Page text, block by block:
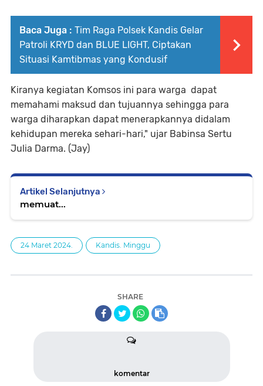
Baca Juga : Tim Raga Polsek Kandis Gelar
Patroli KRYD dan BLUE LIGHT, Ciptakan
Situasi Kamtibmas yang Kondusif
Kiranya kegiatan Komsos ini para warga dapat
memahami maksud dan tujuannya sehingga para
warga diharapkan dapat menerapkannya didalam
kehidupan mereka sehari-hari," ujar Babinsa Sertu
Julia Darma. (Jay)
Artikel Selanjutnya
memuat...
24 Maret 2024. Kandis. Minggu
SHARE
komentar